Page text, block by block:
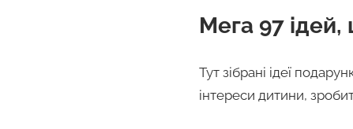
Мега 97
Тут зібрані ідеї
інтереси дитини,